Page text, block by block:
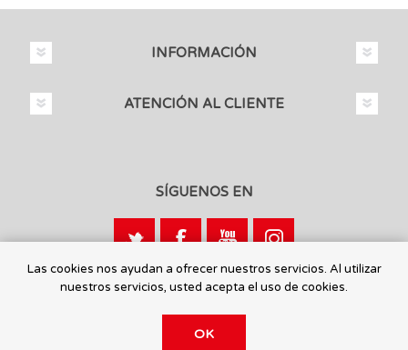
INFORMACIÓN
ATENCIÓN AL CLIENTE
SÍGUENOS EN
Calle León, 1 - 03440 Ibi, Alicante
Las cookies nos ayudan a ofrecer nuestros servicios. Al utilizar
nuestros servicios, usted acepta el uso de cookies.
OK